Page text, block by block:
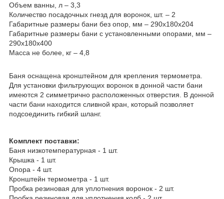
Объем ванны, л – 3,3
Количество посадочных гнезд для воронок, шт. – 2
Габаритные размеры бани без опор, мм – 290х180х204
Габаритные размеры бани с установленными опорами, мм –
290х180х400
Масса не более, кг – 4,8
Баня оснащена кронштейном для крепления термометра.
Для установки фильтрующих воронок в донной части бани
имеются 2 симметрично расположенных отверстия. В донной
части бани находится сливной кран, который позволяет
подсоединить гибкий шланг.
Комплект поставки:
Баня низкотемпературная - 1 шт.
Крышка - 1 шт.
Опора - 4 шт.
Кронштейн термометра - 1 шт.
Пробка резиновая для уплотнения воронок - 2 шт.